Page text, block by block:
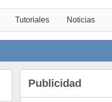
Tutoriales Noticias
Publicidad